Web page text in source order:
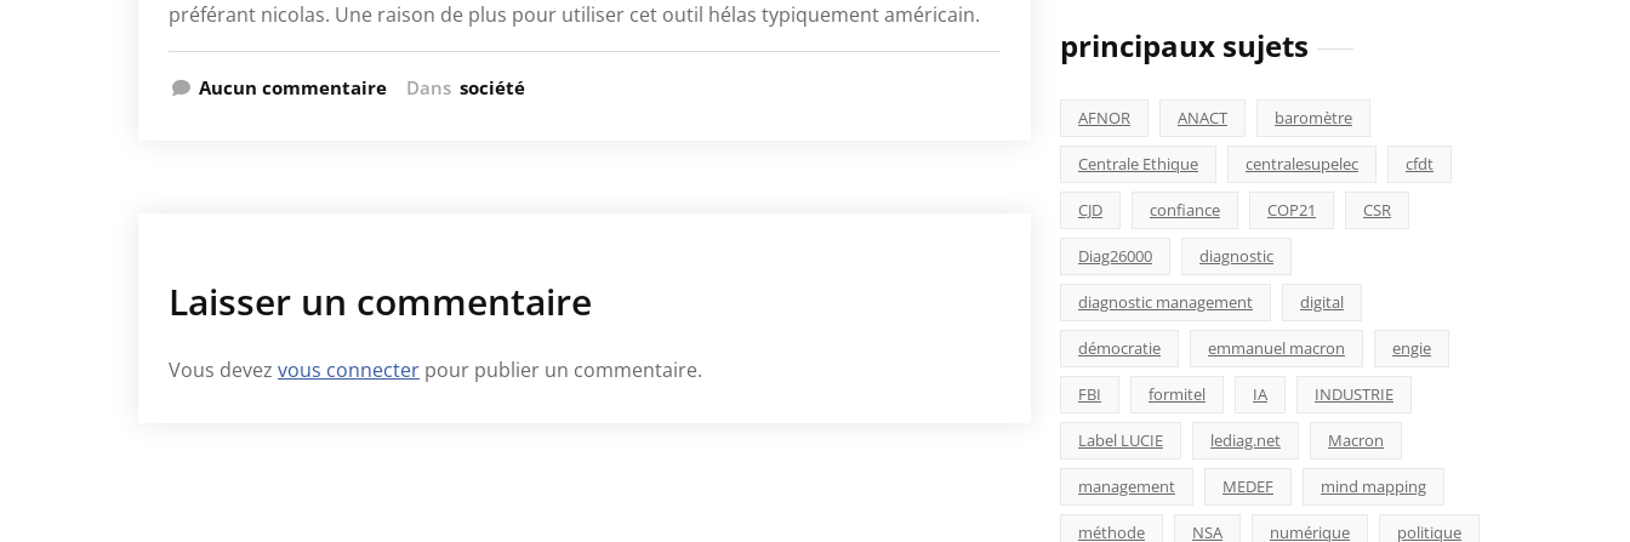
préférant nicolas. Une raison de plus pour utiliser cet outil hélas typiquement américain.
Aucun commentaire Dans société
Laisser un commentaire
Vous devez vous connecter pour publier un commentaire.
principaux sujets
AFNOR ANACT baromètre
Centrale Ethique centralesupelec cfdt
CJD confiance COP21 CSR
Diag26000 diagnostic
diagnostic management digital
démocratie emmanuel macron engie
FBI formitel IA INDUSTRIE
Label LUCIE lediag.net Macron
management MEDEF mind mapping
méthode NSA numérique politique